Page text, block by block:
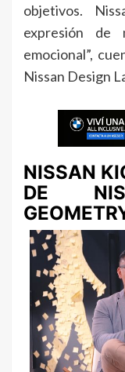
objetivos.
expresión de
emocional”,
Nissan Design
NISSAN
DE